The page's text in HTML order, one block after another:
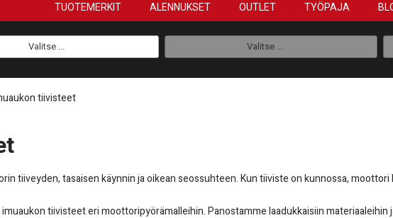
TUOTEMERKIT ALENNUKSET OUTLET TYÖPAJA
Valitse ... Valitse ...
tiivisteet
tiiveyden, tasaisen käynnin ja oikean seossuhteen. Kun tiiviste on kunnossa,
tiivisteet eri moottoripyörämalleihin. Panostamme laadukkaisiin